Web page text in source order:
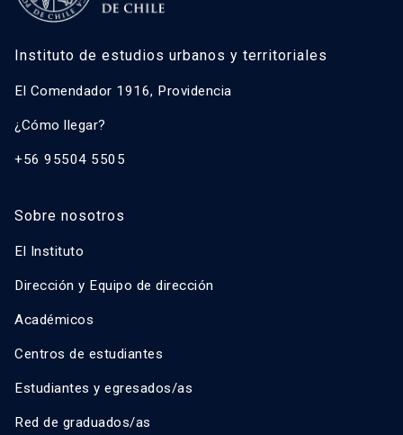
Instituto de estudios urbanos y territoriales
El Comendador 1916, Providencia
¿Cómo llegar?
+56 95504 5505
Sobre nosotros
El Instituto
Dirección y Equipo de dirección
Académicos
Centros de estudiantes
Estudiantes y egresados/as
Red de graduados/as